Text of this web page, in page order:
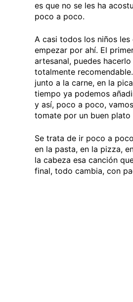
es que no se les ha
poco a poco.
A casi todos los niños
empezar por ahí. El
artesanal, puedes
totalmente
junto a la carne, en la
tiempo ya podemos
y así, poco a poco,
tomate por un buen
Se trata de ir poco a
en la pasta, en la pizza,
la cabeza esa canción
final, todo cambia, con